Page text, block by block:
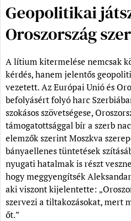
Geopolitikai
Oroszország
A lítium kitermelése nemcsak
kérdés, hanem jelentős
vezetett. Az Európai Unió és
befolyásért folyó harc
szokásos szövetségese,
támogatottsággal bír a szerb
elemzők szerint Moszkva
bányaellenes tüntetések
nyugati hatalmak is részt
hogy meggyengítsék
aki viszont kijelentette:
szervezi a tiltakozásokat, mert
őt.”